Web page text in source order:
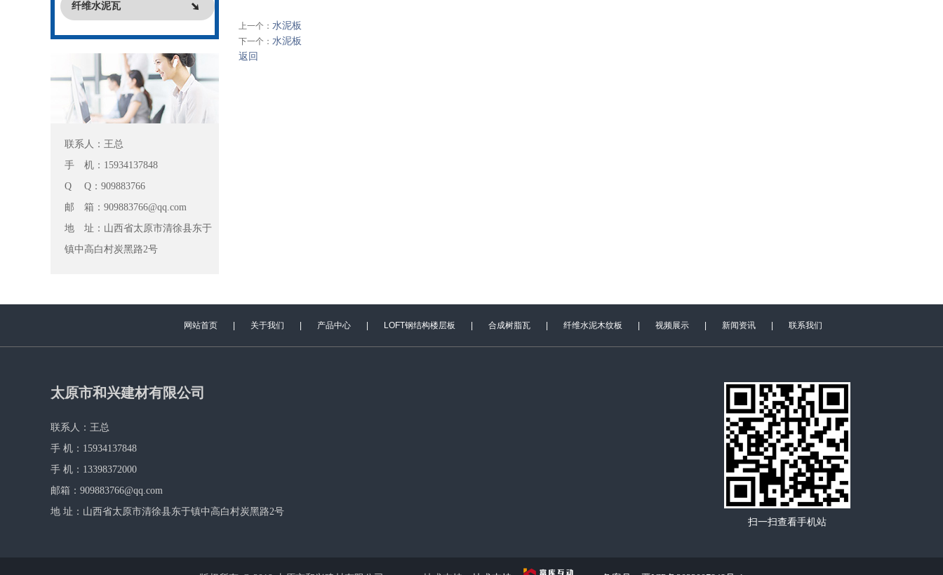
纤维水泥瓦
联系人：王总
手 机：15934137848
Q Q：909883766
邮 箱：909883766@qq.com
地 址：山西省太原市清徐县东于
镇中高白村炭黑路2号
上一个： 水泥板
下一个： 水泥板
返回
网站首页 关于我们 产品中心 LOFT钢结构楼层板 合成树脂瓦 纤维水泥木纹板 视频展示 新闻资讯 联系我们
太原市和兴建材有限公司
联系人：王总
手 机：15934137848
手 机：13398372000
邮箱：909883766@qq.com
地 址：山西省太原市清徐县东于镇中高白村炭黑路2号
扫一扫查看手机站